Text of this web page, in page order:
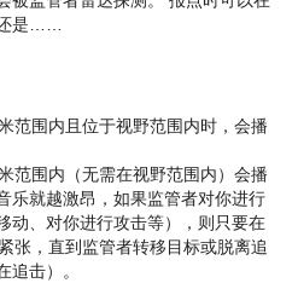
是……
范围内且位于视野范围内时，会播
范围内（无需在视野范围内）会播
乐就越激昂，如果监管者对你进行
动、对你进行攻击等），则只要在
张，直到监管者转移目标或脱离追
追击）。